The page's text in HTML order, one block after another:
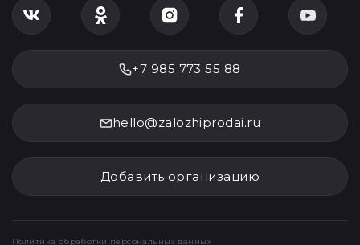
+7 985 773 55 88
hello@zalozhiprodai.ru
Добавить организацию
Политика обработки персональных данных